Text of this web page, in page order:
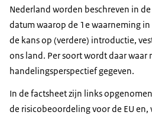
Nederland worden beschreven in
datum waarop de 1e waarneming
de kans op (verdere) introductie,
ons land. Per soort wordt daar waar
handelingsperspectief gegeven.
In de factsheet zijn links
de risicobeoordeling voor de EU en,